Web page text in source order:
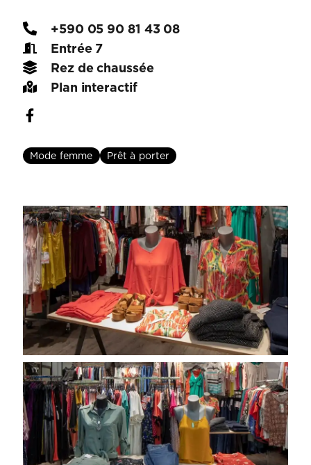
Mode femme Prêt à porter
+590 05 90 81 43 08
Entrée 7
Rez de chaussée
Plan interactif